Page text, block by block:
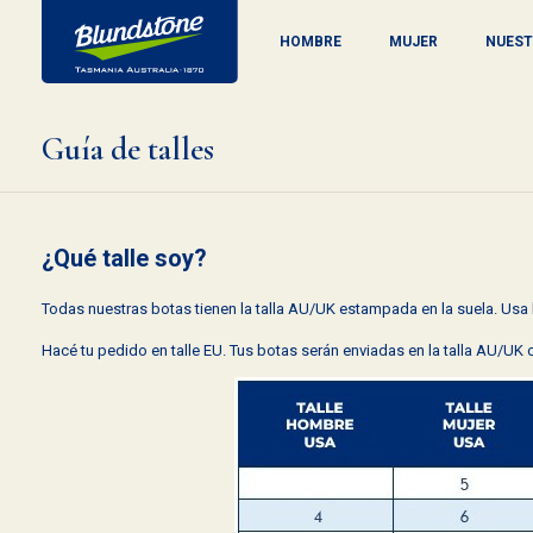
HOMBRE MUJER
Guía de talles
¿Qué talle soy?
Todas nuestras botas tienen la talla AU/UK estampada en la suela.
Hacé tu pedido en talle EU. Tus botas serán enviadas en la talla AU/